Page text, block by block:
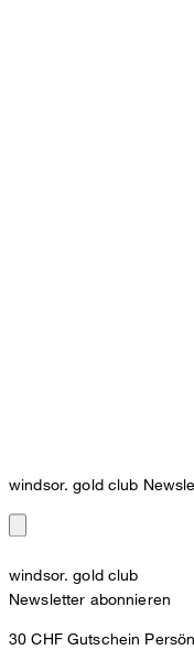
windsor. gold club
windsor. gold club
Newsletter abonnieren
30 CHF Gutschein